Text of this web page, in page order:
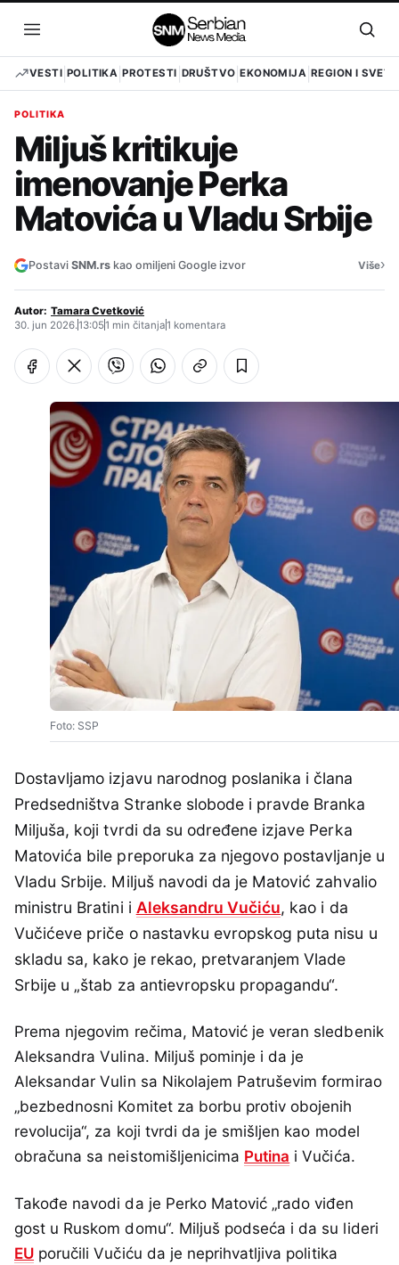
sadržaj
Otvori
meni
VESTI POLITIKA PROTESTI DRUŠTVO EKONOMIJA REGION I SVET
POLITIKA
Miljuš kritikuje
imenovanje Perka
Matovića u Vladu Srbije
Postavi SNM.rs kao omiljeni Google izvor Više›
Autor: Tamara Cvetković
30. jun 2026.13:051 min čitanja1 komentara
Foto: SSP
Dostavljamo izjavu narodnog poslanika i člana
Predsedništva Stranke slobode i pravde Branka
Miljuša, koji tvrdi da su određene izjave Perka
Matovića bile preporuka za njegovo postavljanje u
Vladu Srbije. Miljuš navodi da je Matović zahvalio
ministru Bratini i Aleksandru Vučiću, kao i da
Vučićeve priče o nastavku evropskog puta nisu u
skladu sa, kako je rekao, pretvaranjem Vlade
Srbije u „štab za antievropsku propagandu“.
Prema njegovim rečima, Matović je veran sledbenik
Aleksandra Vulina. Miljuš pominje i da je
Aleksandar Vulin sa Nikolajem Patruševim formirao
„bezbednosni Komitet za borbu protiv obojenih
revolucija“, za koji tvrdi da je smišljen kao model
obračuna sa neistomišljenicima Putina i Vučića.
Takođe navodi da je Perko Matović „rado viđen
gost u Ruskom domu“. Miljuš podseća i da su lideri
EU poručili Vučiću da je neprihvatljiva politika